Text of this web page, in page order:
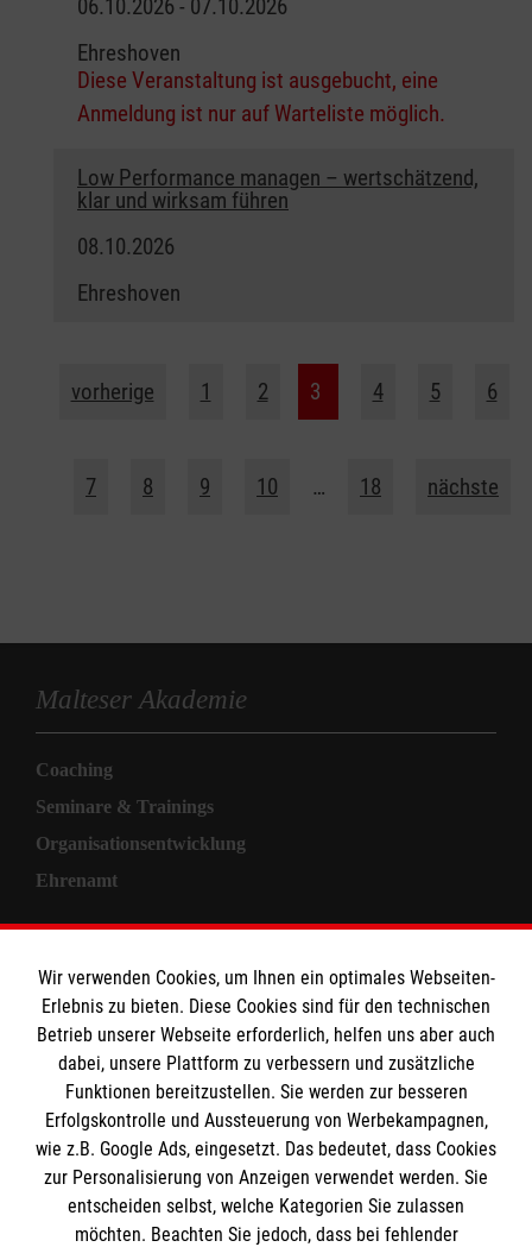
06.10.2026 - 07.10.2026
Ehreshoven
Diese Veranstaltung ist ausgebucht, eine
Anmeldung ist nur auf Warteliste möglich.
Low Performance managen – wertschätzend,
klar und wirksam führen
08.10.2026
Ehreshoven
vorherige 1 2 3 4 5 6
7 8 9 10 … 18 nächste
Malteser Akademie
Coaching
Seminare & Trainings
Organisationsentwicklung
Ehrenamt
Allgemeine Geschäftsbedingungen
Impressum
Datenschutz
Malteser online
Wir verwenden Cookies, um Ihnen ein optimales Webseiten-
Erlebnis zu bieten. Diese Cookies sind für den technischen
Betrieb unserer Webseite erforderlich, helfen uns aber auch
dabei, unsere Plattform zu verbessern und zusätzliche
Funktionen bereitzustellen. Sie werden zur besseren
Erfolgskontrolle und Aussteuerung von Werbekampagnen,
wie z.B. Google Ads, eingesetzt. Das bedeutet, dass Cookies
zur Personalisierung von Anzeigen verwendet werden. Sie
entscheiden selbst, welche Kategorien Sie zulassen
möchten. Beachten Sie jedoch, dass bei fehlender